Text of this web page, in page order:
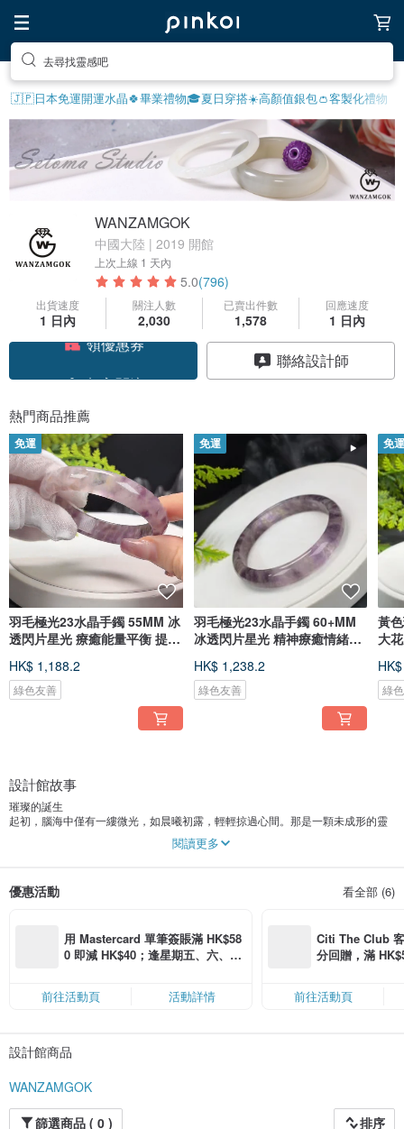
去尋找靈感吧
🇯🇵日本免運開運水晶🍀畢業禮物🎓夏日穿搭☀️高顏值銀包👛客製化禮物
WANZAMGOK
中國大陸 | 2019 開館
上次上線 1 天內
5.0(796)
出貨速度
1 日內
關注人數
2,030
已賣出件數
1,578
回應速度
1 日內
聯絡設計師
熱門商品推薦
免運
羽毛極光23水晶手鐲 55MM 冰
透閃片星光 療癒能量平衡 提升
HK$ 1,188.2
綠色友善
免運
羽毛極光23水晶手鐲 60+MM
冰透閃片星光 精神療癒情緒平
HK$ 1,238.2
綠色友善
免
黃
大
綠
設計館故事
璀璨的誕生‌
起初，腦海中僅有一縷微光，如晨曦初露，輕輕掠過心間。那是一顆未成形的靈
感，仿佛藏在深海中的珍珠，等待被發現。
於是，筆尖輕觸紙面，輪廓被緩緩勾勒，線條在寂靜中流動，仿佛在訴說著一個
敲中逐漸清晰，瑕疵在細致檢查中被一一剔除。打磨的過程，如同雕琢時光，每
星辰墜入凡間，閃耀著獨特的光芒。
這個過程，令人沈醉，也令人敬畏。從靈感的萌芽到作品的誕生，每一步都充滿
了挑戰與驚喜。而最終呈現的，不僅是一件珠寶，更是一段時光的凝結，一份情
榮耀與情懷，值得被分享。因為每一件作品，都是匠人心血的結晶，都是對美與
永恒的追求。它承載著夢想，也傳遞著溫暖，在時光的長河中，熠熠生輝。
閱讀更多
優惠活動 看全部 (6)
用 Mastercard 單筆簽賬滿 HK$58
0 即減 HK$40；逢星期五、六、日
限，額滿即止，僅限「常用信用
卡」結帳）
前往活動頁 活動詳情
Citi The Club
分回贈，滿
前往活動頁
設計館商品
WANZAMGOK
篩選商品 ( 0 )
排序